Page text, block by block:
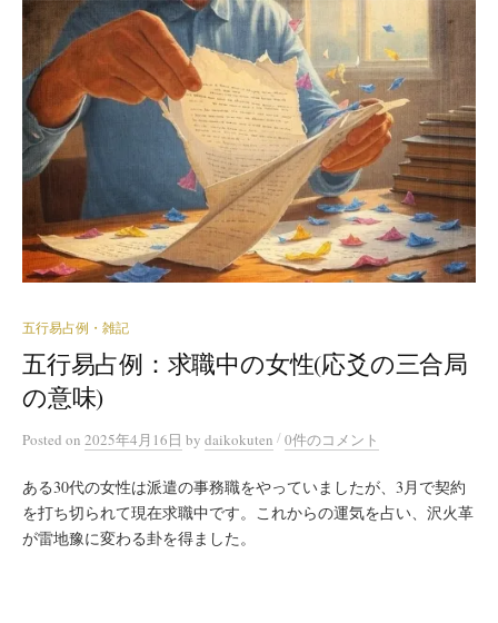
五行易占例・雑記
五行易占例：求職中の女性(応爻の三合局
の意味)
Posted on 2025年4月16日 by daikokuten /0件のコメント
ある30代の女性は派遣の事務職をやっていましたが、3月で契約
を打ち切られて現在求職中です。これからの運気を占い、沢火革
が雷地豫に変わる卦を得ました。